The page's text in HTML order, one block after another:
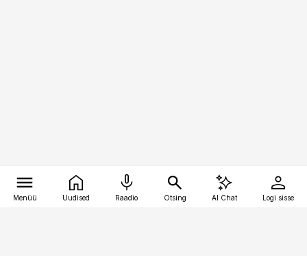
Menüü Uudised Raadio Otsing AI Chat Logi sisse